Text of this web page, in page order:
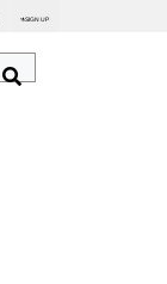
SIGN UP